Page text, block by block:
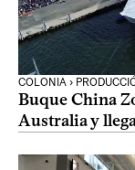
COLONIA ›
Buque China
Australia y